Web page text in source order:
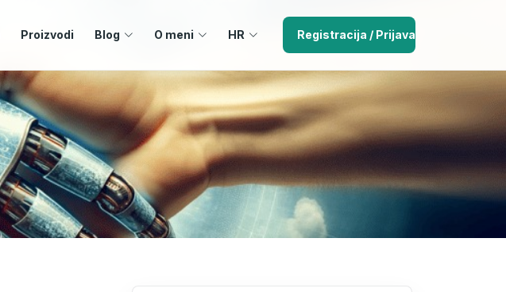
Proizvodi Blog O meni HR Registracija / Prijava